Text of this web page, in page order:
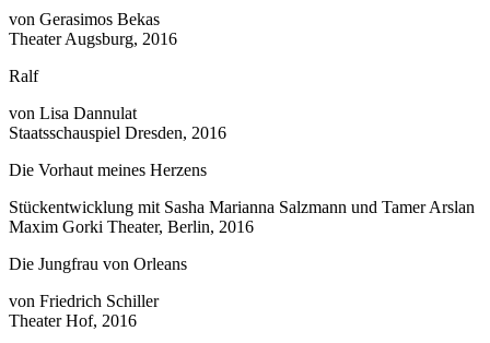
von Gerasimos Bekas
Theater Augsburg, 2016
Ralf
von Lisa Dannulat
Staatsschauspiel Dresden, 2016
Die Vorhaut meines Herzens
Stückentwicklung mit Sasha Marianna Salzmann und Tamer Arslan
Maxim Gorki Theater, Berlin, 2016
Die Jungfrau von Orleans
von Friedrich Schiller
Theater Hof, 2016